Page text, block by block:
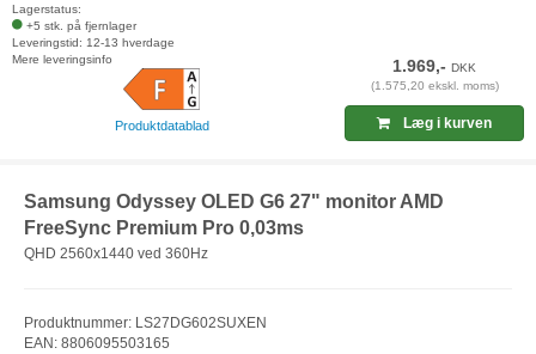
Lagerstatus:
+5 stk. på fjernlager
Leveringstid: 12-13 hverdage
Mere leveringsinfo
Produktdatablad
1.969,-DKK
(1.575,20 ekskl. moms)
Læg i kurven
Samsung Odyssey OLED G6 27" monitor AMD
FreeSync Premium Pro 0,03ms
QHD 2560x1440 ved 360Hz
Produktnummer: LS27DG602SUXEN
EAN: 8806095503165